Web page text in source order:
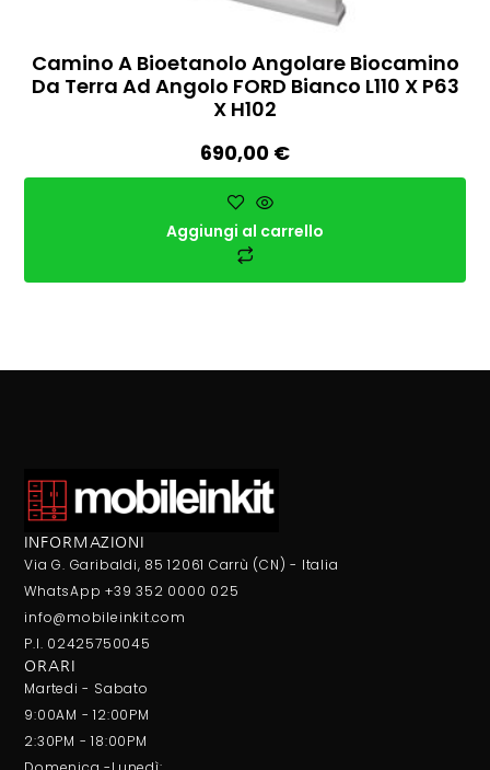
Camino A Bioetanolo Angolare Biocamino
Da Terra Ad Angolo FORD Bianco L110 X P63
X H102
690,00 €
Aggiungi al carrello
INFORMAZIONI
Via G. Garibaldi, 85 12061 Carrù (CN) - Italia
WhatsApp +39 352 0000 025
info@mobileinkit.com
P.I. 02425750045
ORARI
Martedi - Sabato
9:00AM - 12:00PM
2:30PM - 18:00PM